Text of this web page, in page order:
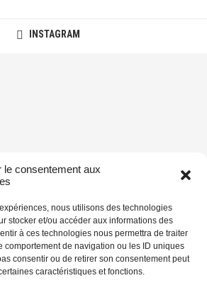
le consentement aux
nous utilisons des technologies
stocker et/ou accéder aux informations des
à ces technologies nous permettra de traiter
comportement de navigation ou les ID uniques
consentir ou de retirer son consentement peut
caractéristiques et fonctions.
INSTAGRAM